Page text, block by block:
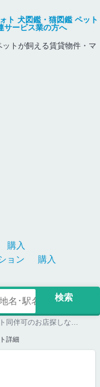
ト 犬図鑑・猫図鑑 ペット
サービス業の方へ
トが飼える賃貸物件・マ
購入
ョン
購入
兵庫県姫路市のレインボーの詳細ページ。ペット同伴可のお店探しならペットホームウェブ。ペット可賃貸のお部屋探し、ペット可マンション購入のご検討時にもご利用ください。
詳細